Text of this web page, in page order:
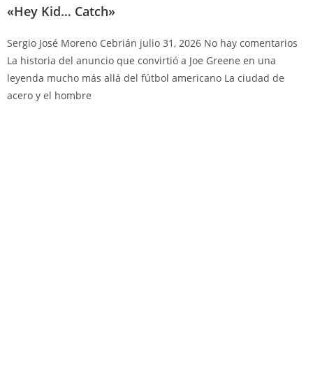
«Hey Kid… Catch»
Sergio José Moreno Cebrián julio 31, 2026 No hay comentarios
La historia del anuncio que convirtió a Joe Greene en una
leyenda mucho más allá del fútbol americano La ciudad de
acero y el hombre